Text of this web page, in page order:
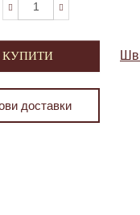
КУПИТИ
доставки